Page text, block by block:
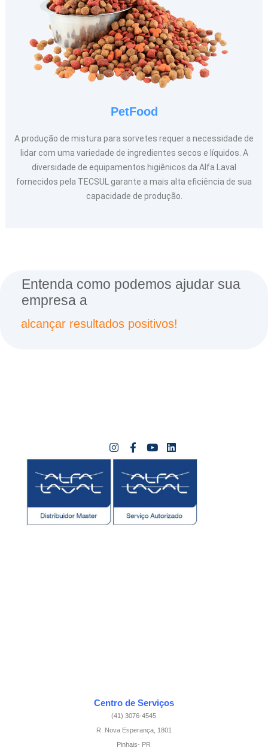
PetFood
A produção de mistura para sorvetes requer a necessidade de
lidar com uma variedade de ingredientes secos e líquidos. A
diversidade de equipamentos higiênicos da Alfa Laval
fornecidos pela TECSUL garante a mais alta eficiência de sua
capacidade de produção.
Entenda como podemos ajudar sua
empresa a
alcançar resultados positivos!
Centro de Serviços
(41) 3076-4545
R. Nova Esperança, 1801
Pinhais- PR
I
n
r
m
F
a
e
b
o
o
k
-
Y
o
t
u
b
e
L
i
k
e
i
n